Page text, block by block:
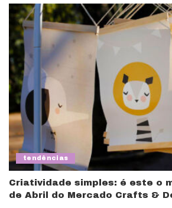
tendências
Criatividade simples: é este o
de Abril do Mercado Crafts &